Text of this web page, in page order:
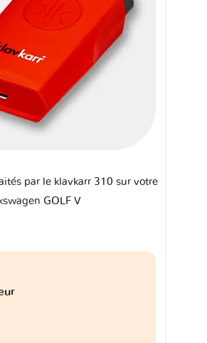
par le klavkarr 310 sur votre
GOLF V